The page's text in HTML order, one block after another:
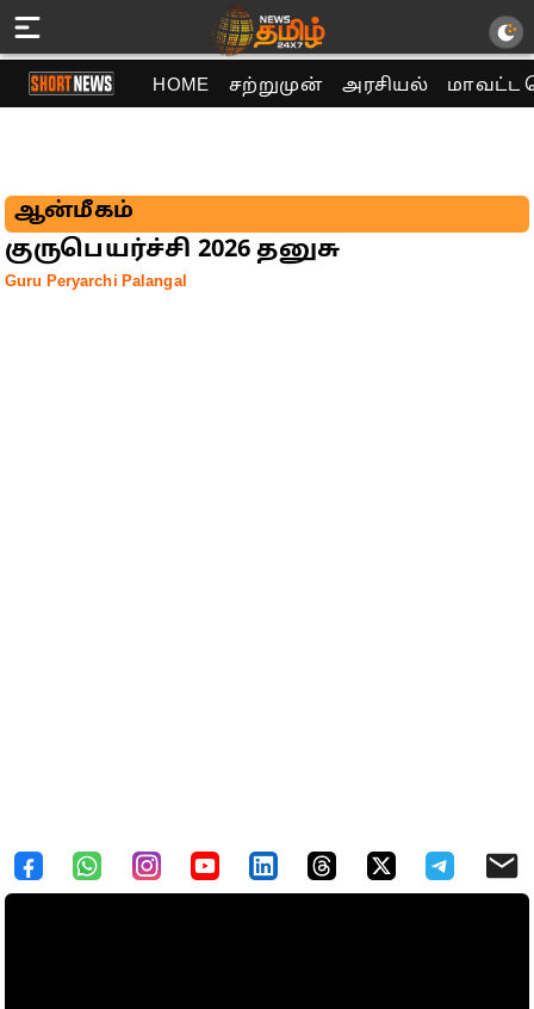
HOME சற்றுமுன் அரசியல் மாவட்ட
ஆன்மீகம்
குருபெயர்ச்சி 2026 தனுசு
Guru Peryarchi Palangal